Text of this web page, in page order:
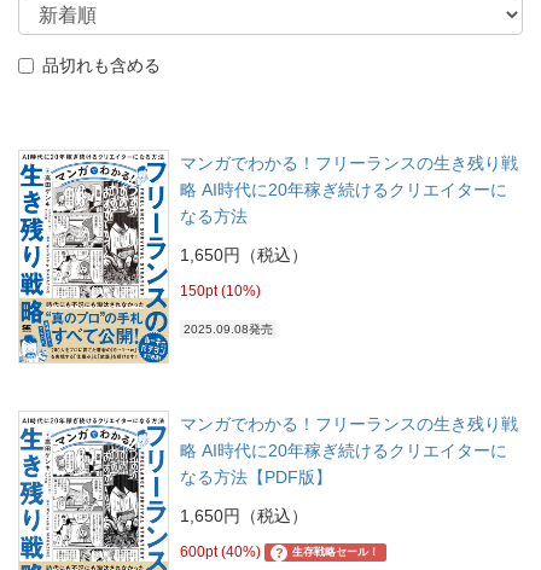
品切れも含める
マンガでわかる！フリーランスの生き残り戦
略 AI時代に20年稼ぎ続けるクリエイターに
なる方法
1,650円（税込）
150pt (10%)
2025.09.08発売
マンガでわかる！フリーランスの生き残り戦
略 AI時代に20年稼ぎ続けるクリエイターに
なる方法【PDF版】
1,650円（税込）
600pt (40%) ? 生存戦略セール！